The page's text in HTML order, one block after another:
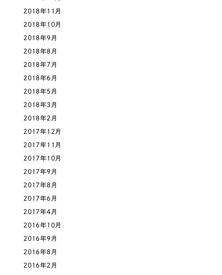
2018年11月
2018年10月
2018年9月
2018年8月
2018年7月
2018年6月
2018年5月
2018年3月
2018年2月
2017年12月
2017年11月
2017年10月
2017年9月
2017年8月
2017年6月
2017年4月
2016年10月
2016年9月
2016年8月
2016年2月